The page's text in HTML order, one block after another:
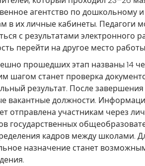
агентство по
в их личные кабинеты. Педагоги
с результатами электронного
перейти на другое место
прошедших этап названы 14
шагом станет проверка
результат. После
вакантные должности.
отправлена участникам через
государственных
кадров между школами.
назначение станет